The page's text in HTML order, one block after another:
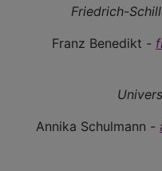
Friedrich-
Franz Benedikt -
Annika Schulmann -